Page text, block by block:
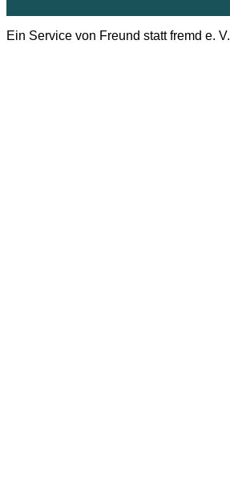
Ein Service von Freund statt fremd e. V.